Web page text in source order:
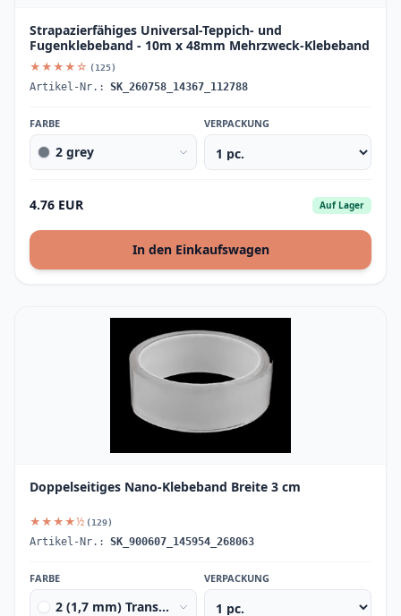
Strapazierfähiges Universal-Teppich- und
Fugenklebeband - 10m x 48mm Mehrzweck-Klebeband
★★★★☆ (125)
Artikel-Nr.: SK_260758_14367_112788
FARBE
2 grey
VERPACKUNG
4.76 EUR Auf Lager
In den Einkaufswagen
Doppelseitiges Nano-Klebeband Breite 3 cm
★★★★½ (129)
Artikel-Nr.: SK_900607_145954_268063
FARBE
2 (1,7 mm) Transparent
VERPACKUNG